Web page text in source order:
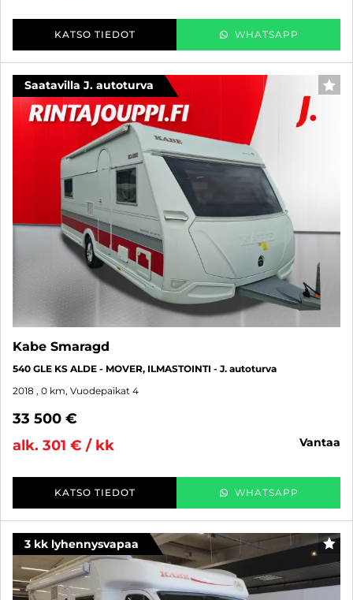
KATSO TIEDOT WHATSAPP
Saatavilla J. autoturva
Kabe Smaragd
540 GLE KS ALDE - MOVER, ILMASTOINTI - J. autoturva
2018 , 0 km, Vuodepaikat 4
33 500 €
alk. 301 € / kk
vantaa
KATSO TIEDOT WHATSAPP
3 kk lyhennysvapaa